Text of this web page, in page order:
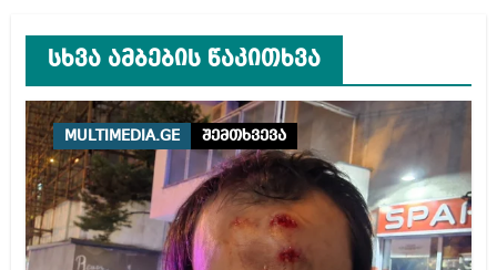
სხვა ამბების წაკითხვა
MULTIMEDIA.GE შემთხვევა